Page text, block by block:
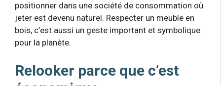
positionner dans une société de consommation où
jeter est devenu naturel. Respecter un meuble en
bois, c’est aussi un geste important et symbolique
pour la planète.
Relooker parce que c’est